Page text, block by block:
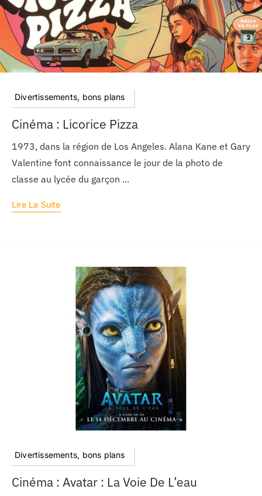
Divertissements, bons plans
Cinéma : Licorice Pizza
1973, dans la région de Los Angeles. Alana Kane et Gary
Valentine font connaissance le jour de la photo de
classe au lycée du garçon ...
Lire La Suite
Divertissements, bons plans
Cinéma : Avatar : La Voie De L’eau